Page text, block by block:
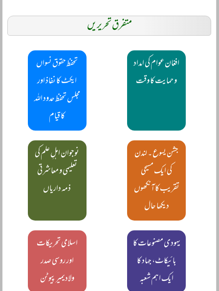
متفرق تحریریں
افغان عوام کی امداد
و حمایت کا وقت
تحفظ حقوق نسواں
ایکٹ کا نفاذ اور
مجلس تحفظ حدود اللہ
کا قیام
جشن یسوع ۔ لندن
کی ایک مسیحی
تقریب کا آنکھوں
دیکھا حال
نوجوان اہلِ علم کی
تعلیمی و معاشرتی
ذمہ داریاں
یہودی مصنوعات کا
بائیکاٹ، جہاد کا
ایک اہم شعبہ
اسلامی تحریکات
اور روسی صدر
ولادیمیر پیوٹن